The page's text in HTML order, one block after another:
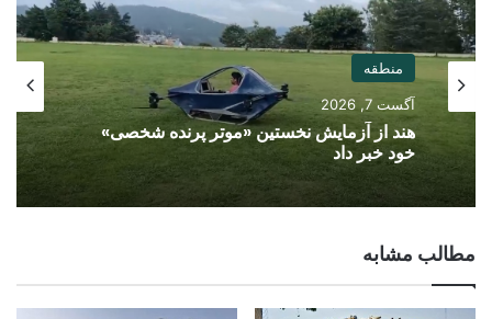
منطقه
آگست 7, 2026
هند از آزمایش نخستین «موتر پرنده شخصی»
خود خبر داد
مطالب مشابه